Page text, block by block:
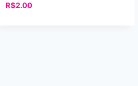
R$2.00